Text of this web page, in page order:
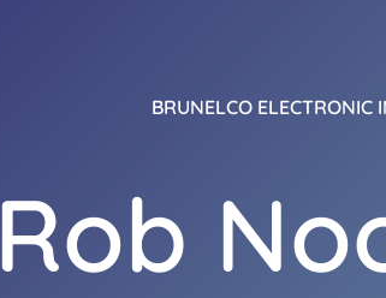
BRUNELCO ELECTRONIC
Rob